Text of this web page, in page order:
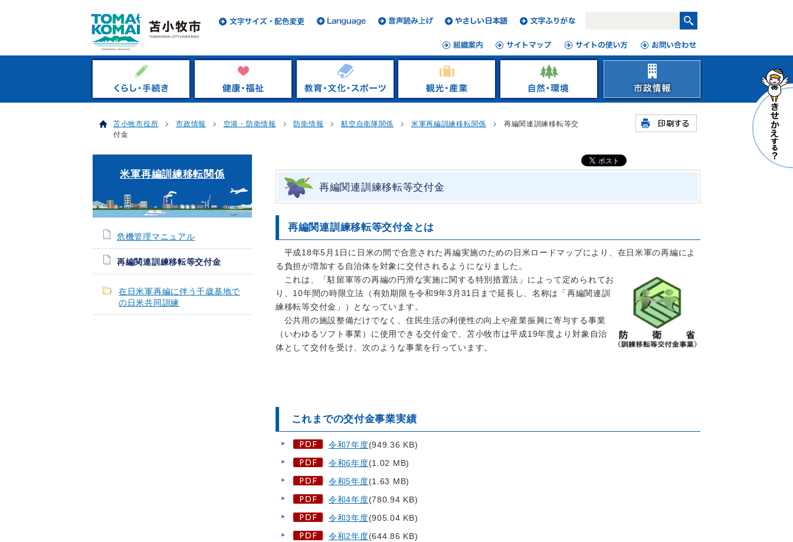
苫小牧市役所 市政情報 空港・防衛情報 防衛情報 航空自衛隊関係 米軍再編訓練移転関係
再編関連訓練移転等交
付金
再編関連訓練移転等交付金
再編関連訓練移転等交付金とは
平成18年5月1日に日米の間で合意された再編実施のための日米ロードマップにより、在日米軍の再編によ
る負担が増加する自治体を対象に交付されるようになりました。
これは、「駐留軍等の再編の円滑な実施に関する特別措置法」によって定められてお
り、10年間の時限立法（有効期限を令和9年3月31日まで延長し、名称は「再編関連訓
練移転等交付金」）となっています。
公共用の施設整備だけでなく、住民生活の利便性の向上や産業振興に寄与する事業
（いわゆるソフト事業）に使用できる交付金で、苫小牧市は平成19年度より対象自治
体として交付を受け、次のような事業を行っています。
これまでの交付金事業実績
令和7年度(949.36 KB)
令和6年度(1.02 MB)
令和5年度(1.63 MB)
令和4年度(780.94 KB)
令和3年度(905.04 KB)
令和2年度(644.86 KB)
米軍再編訓練移転関係
危機管理マニュアル
再編関連訓練移転等交付金
在日米軍再編に伴う千歳基地で
の日米共同訓練